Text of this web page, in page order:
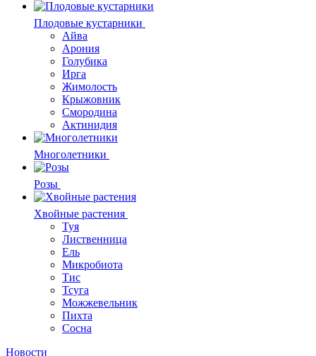
Плодовые кустарники
Айва
Арония
Голубика
Ирга
Жимолость
Крыжовник
Смородина
Актинидия
Многолетники
Розы
Хвойные растения
Туя
Лиственница
Ель
Микробиота
Тис
Тсуга
Можжевельник
Пихта
Сосна
Новости